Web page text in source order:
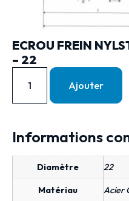
ECROU FREIN
– 22
Ajouter
Informations
Diamètre 22
Matériau Acier